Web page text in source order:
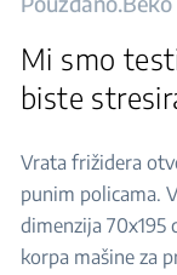
Mi smo
biste
Vrata frižidera
punim policama.
dimenzija 70x195
korpa mašine za